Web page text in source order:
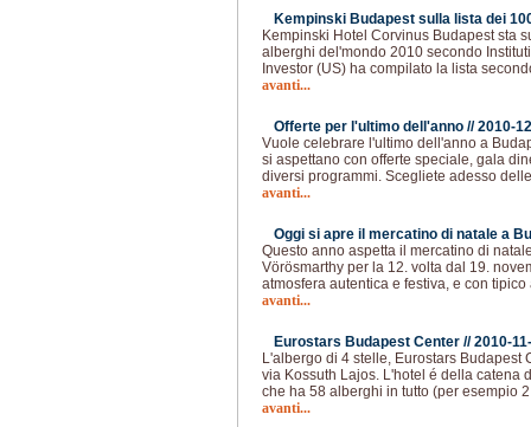
Kempinski Budapest sulla lista dei
Kempinski Hotel Corvinus Budapest sta
alberghi del'mondo 2010 secondo
Investor (US) ha compilato la lista
avanti...
Offerte per l'ultimo dell'anno //2010-
Vuole celebrare l'ultimo dell'anno a
si aspettano con offerte speciale, gala
diversi programmi. Scegliete adesso
avanti...
Oggi si apre il mercatino di natale a
Questo anno aspetta il mercatino di
Vörösmarthy per la 12. volta dal 19.
atmosfera autentica e festiva, e con
avanti...
Eurostars Budapest Center //2010-
L'albergo di 4 stelle, Eurostars Budapest
via Kossuth Lajos. L'hotel é della catena
che ha 58 alberghi in tutto (per esempio
avanti...